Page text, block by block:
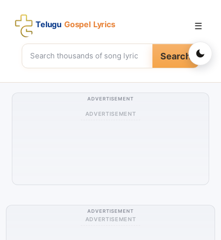
Telugu Gospel Lyrics
Search
☰
ADVERTISEMENT
ADVERTISEMENT
ADVERTISEMENT
ADVERTISEMENT